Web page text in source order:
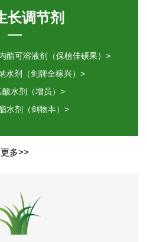
长调节剂
酯可溶液剂（保植佳硕果）>
水剂（剑牌全稼兴）>
酸水剂（增员）>
水剂（剑物丰）>
更多>>